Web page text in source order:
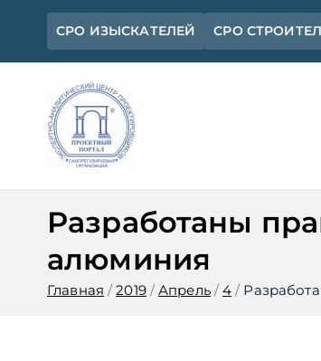
Перейти
содержимому
СРО ИЗЫСКАТЕЛЕЙ СРО
Разработаны
алюминия
Главная 2019 Апрель 4